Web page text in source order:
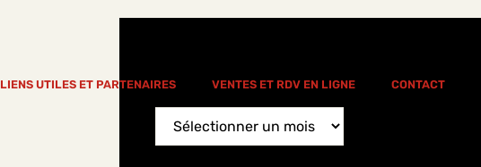
LIENS UTILES ET PARTENAIRES VENTES ET RDV EN LIGNE CONTACT
News
Archive